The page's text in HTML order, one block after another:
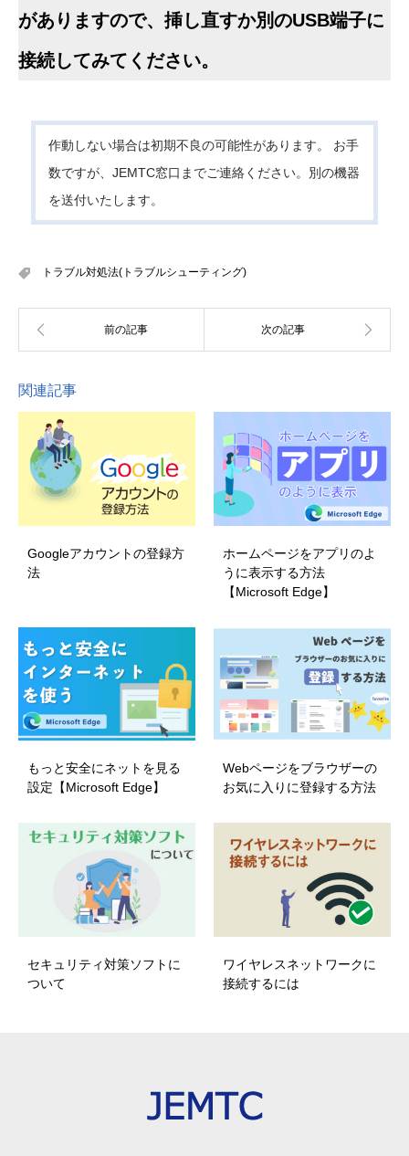
がありますので、挿し直すか別のUSB端子に
接続してみてください。
作動しない場合は初期不良の可能性があります。 お手
数ですが、JEMTC窓口までご連絡ください。別の機器
を送付いたします。
トラブル対処法(トラブルシューティング)
関連記事
Googleアカウントの登録方
法
ホームページをアプリのよ
うに表示する方法
【Microsoft Edge】
もっと安全にネットを見る
設定【Microsoft Edge】
Webページをブラウザーの
お気に入りに登録する方法
セキュリティ対策ソフトに
ついて
ワイヤレスネットワークに
接続するには